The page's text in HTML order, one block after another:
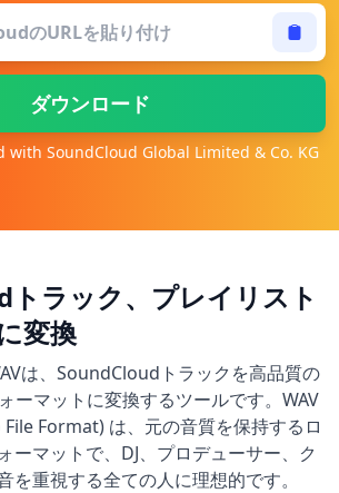
ダウンロード
with SoundCloud Global Limited & Co. KG
ラック、プレイリスト
変換
は、SoundCloudトラックを高品質の
ーマットに変換するツールです。WAV
Format) は、元の音質を保持するロ
ーマットで、DJ、プロデューサー、ク
を重視する全ての人に理想的です。